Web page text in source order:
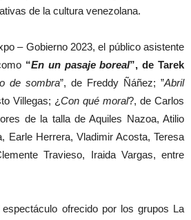
de la cultura venezolana.
– Gobierno 2023, el público asistente
“En un pasaje boreal”, de Tarek
de sombra”, de Freddy Ñáñez; ”Abril
Villegas; ¿Con qué moral?, de Carlos
de la talla de Aquiles Nazoa, Atilio
Earle Herrera, Vladimir Acosta, Teresa
Travieso, Iraida Vargas, entre
ofrecido por los grupos La